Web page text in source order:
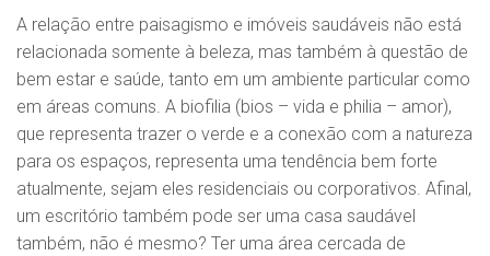
A relação entre paisagismo e imóveis saudáveis não está
relacionada somente à beleza, mas também à questão de
bem estar e saúde, tanto em um ambiente particular como
em áreas comuns. A biofilia (bios – vida e philia – amor),
que representa trazer o verde e a conexão com a natureza
para os espaços, representa uma tendência bem forte
atualmente, sejam eles residenciais ou corporativos. Afinal,
um escritório também pode ser uma casa saudável
também, não é mesmo? Ter uma área cercada de